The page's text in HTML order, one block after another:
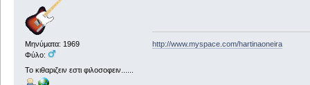
Μηνύματα: 1969
Φύλο:
Το κιθαριζειν εστι φιλοσοφειν......
http://www.myspace.com/hartinaoneira